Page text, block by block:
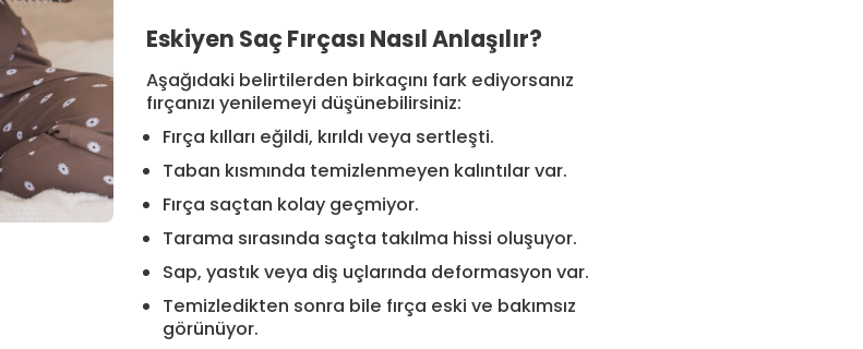
Eskiyen Saç Fırçası Nasıl Anlaşılır?
Aşağıdaki belirtilerden birkaçını fark ediyorsanız
fırçanızı yenilemeyi düşünebilirsiniz:
Fırça kılları eğildi, kırıldı veya sertleşti.
Taban kısmında temizlenmeyen kalıntılar var.
Fırça saçtan kolay geçmiyor.
Tarama sırasında saçta takılma hissi oluşuyor.
Sap, yastık veya diş uçlarında deformasyon var.
Temizledikten sonra bile fırça eski ve bakımsız
görünüyor.